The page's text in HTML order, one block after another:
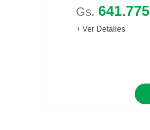
Gs. 641.775
+ Ver Detalles